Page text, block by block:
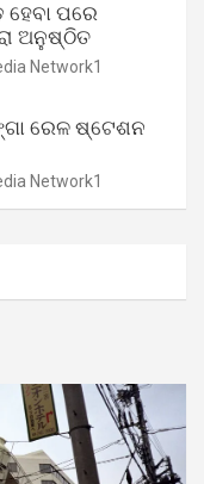
ହେବା ପରେ
ଅନୁଷ୍ଠିତ
Network1
ରେଳ ଷ୍ଟେଶନ
Network1